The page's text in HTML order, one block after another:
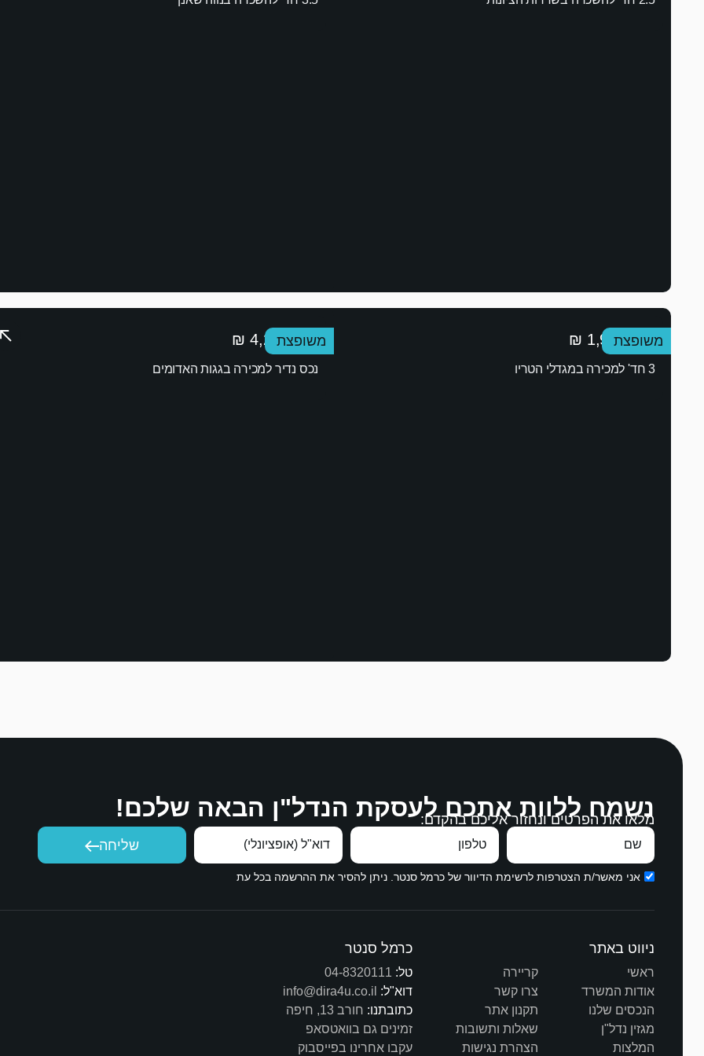
משופצת
1,999,999 ₪
3 חד' למכירה במגדלי הטריו
משופצת
4,200,000 ₪
נכס נדיר למכירה בגגות האדומים
נשמח ללוות אתכם לעסקת הנדל"ן הבאה שלכם!
מלאו את הפרטים ונחזור אליכם בהקדם:
אני מאשר/ת הצטרפות לרשימת הדיוור של כרמל סנטר. ניתן להסיר את ההרשמה בכל עת
שליחה
ניווט באתר
ראשי
אודות המשרד
הנכסים שלנו
מגזין נדל"ן
המלצות
קריירה
צרו קשר
תקנון אתר
שאלות ותשובות
הצהרת נגישות
כרמל סנטר
טל: 04-8320111
דוא"ל: info@dira4u.co.il
כתובתנו: חורב 13, חיפה
זמינים גם בוואטסאפ
עקבו אחרינו בפייסבוק